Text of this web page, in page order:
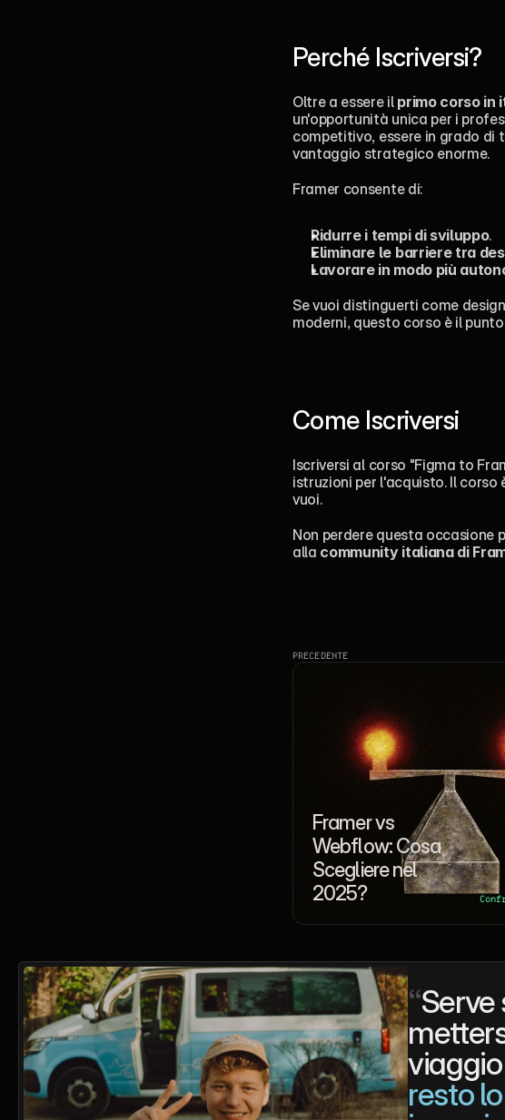
Perché Iscriversi?
Oltre a essere il primo corso in
un'opportunità unica per i
competitivo, essere in grado di
vantaggio strategico enorme.
Framer consente di:
Ridurre i tempi di sviluppo.
Eliminare le barriere tra
Lavorare in modo più
Se vuoi distinguerti come
moderni, questo corso è il
Come Iscriversi
Iscriversi al corso "Figma to
istruzioni per l'acquisto. Il
vuoi.
Non perdere questa occasione
alla community italiana di
PRECEDENTE
Framer vs
Webflow: Cosa
Scegliere nel
2025?
“Serve
viaggio
resto lo